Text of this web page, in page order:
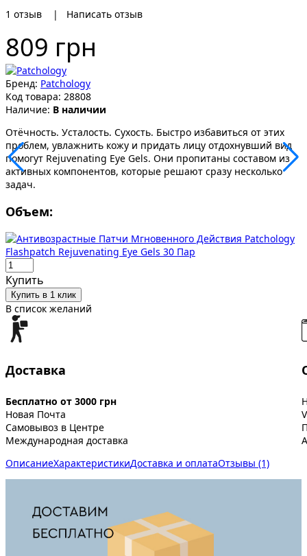
1 отзыв | Написать отзыв
809 грн
Бренд: Patchology
Код товара: 28808
Наличие: В наличии
Отёчность. Усталость. Сухость. Быстро избавиться от этих
проблем, увлажнить кожу и придать лицу отдохнувший вид
помогут Rejuvenating Eye Gels. Они пропитаны составом из
активных компонентов, которые решают сразу несколько
задач.
Объем:
Купить
Купить в 1 клик
В список желаний
Доставка
Бесплатно от 3000 грн
Новая Почта
Самовывоз в Центре
Международная доставка
ОписаниеХарактеристикиДоставка и оплатаОтзывы (1)